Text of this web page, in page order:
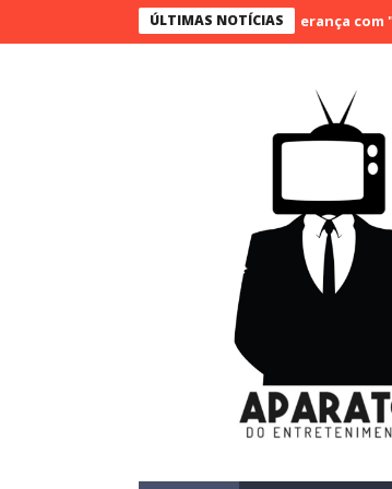
ÚLTIMAS NOTÍCIAS
SBT conquista a vice liderança com "Bake